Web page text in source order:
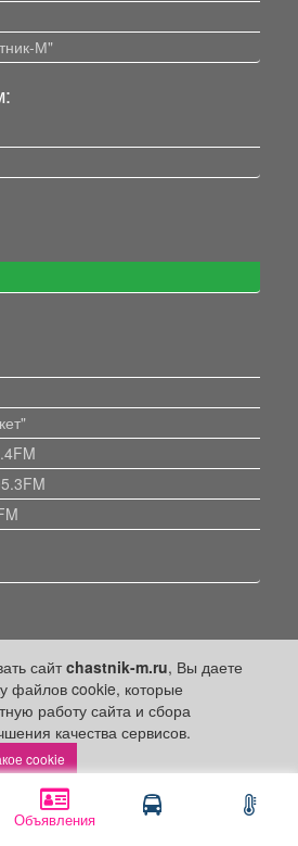
Объявления
сайтchastnik-m.ru, Вы даете
файлов cookie, которые
работу сайта и сбора
качества сервисов.
cookie
М"
«На правах рекламы»,
рекламодателем.
за достоверность
в рекламных материалах и
ООО "Частник-М"